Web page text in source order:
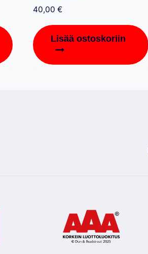
40,00 €
Lisää ostoskoriin